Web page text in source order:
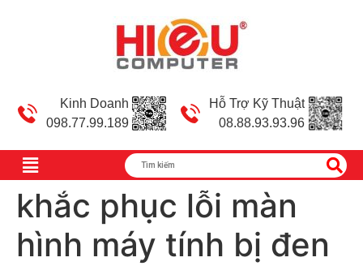
Kinh Doanh
098.77.99.189
Hỗ Trợ Kỹ Thuật
08.88.93.93.96
khắc phục lỗi màn
hình máy tính bị đen